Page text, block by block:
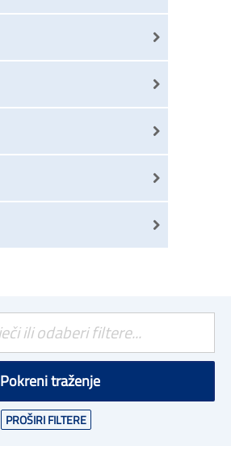
Pokreni traženje
PROŠIRI FILTERE